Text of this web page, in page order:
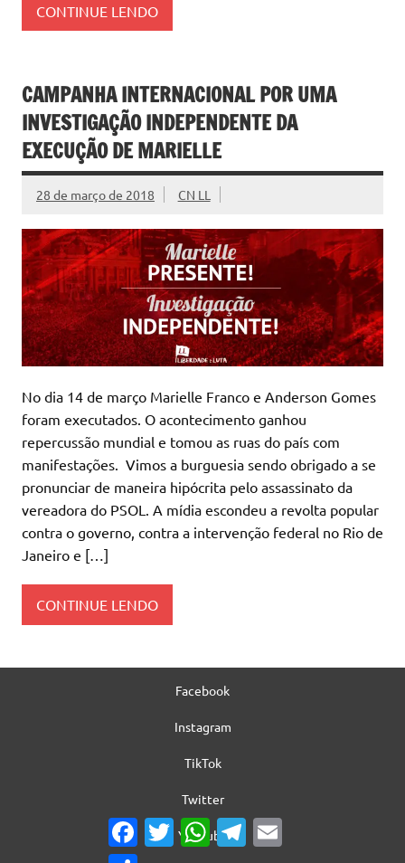
CONTINUE LENDO
CAMPANHA INTERNACIONAL POR UMA
INVESTIGAÇÃO INDEPENDENTE DA
EXECUÇÃO DE MARIELLE
28 de março de 2018 CN LL
No dia 14 de março Marielle Franco e Anderson Gomes
foram executados. O acontecimento ganhou
repercussão mundial e tomou as ruas do país com
manifestações. Vimos a burguesia sendo obrigado a se
pronunciar de maneira hipócrita pelo assassinato da
vereadora do PSOL. A mídia escondeu a revolta popular
contra o governo, contra a intervenção federal no Rio de
Janeiro e […]
CONTINUE LENDO
Facebook
Instagram
TikTok
Twitter
YouTube
FacebookTwitterWhatsAppTelegram